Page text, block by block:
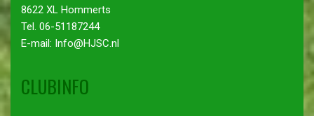
8622 XL Hommerts
Tel. 06-51187244
E-mail: Info@HJSC.nl
CLUBINFO